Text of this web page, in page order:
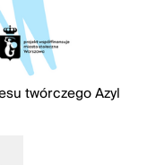
twórczego Azyl